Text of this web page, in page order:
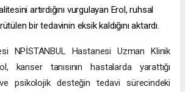
artırdığını vurgulayan Erol, ruhsal
bir tedavinin eksik kaldığını aktardı.
NPİSTANBUL Hastanesi Uzman Klinik
kanser tanısının hastalarda yarattığı
psikolojik desteğin tedavi sürecindeki